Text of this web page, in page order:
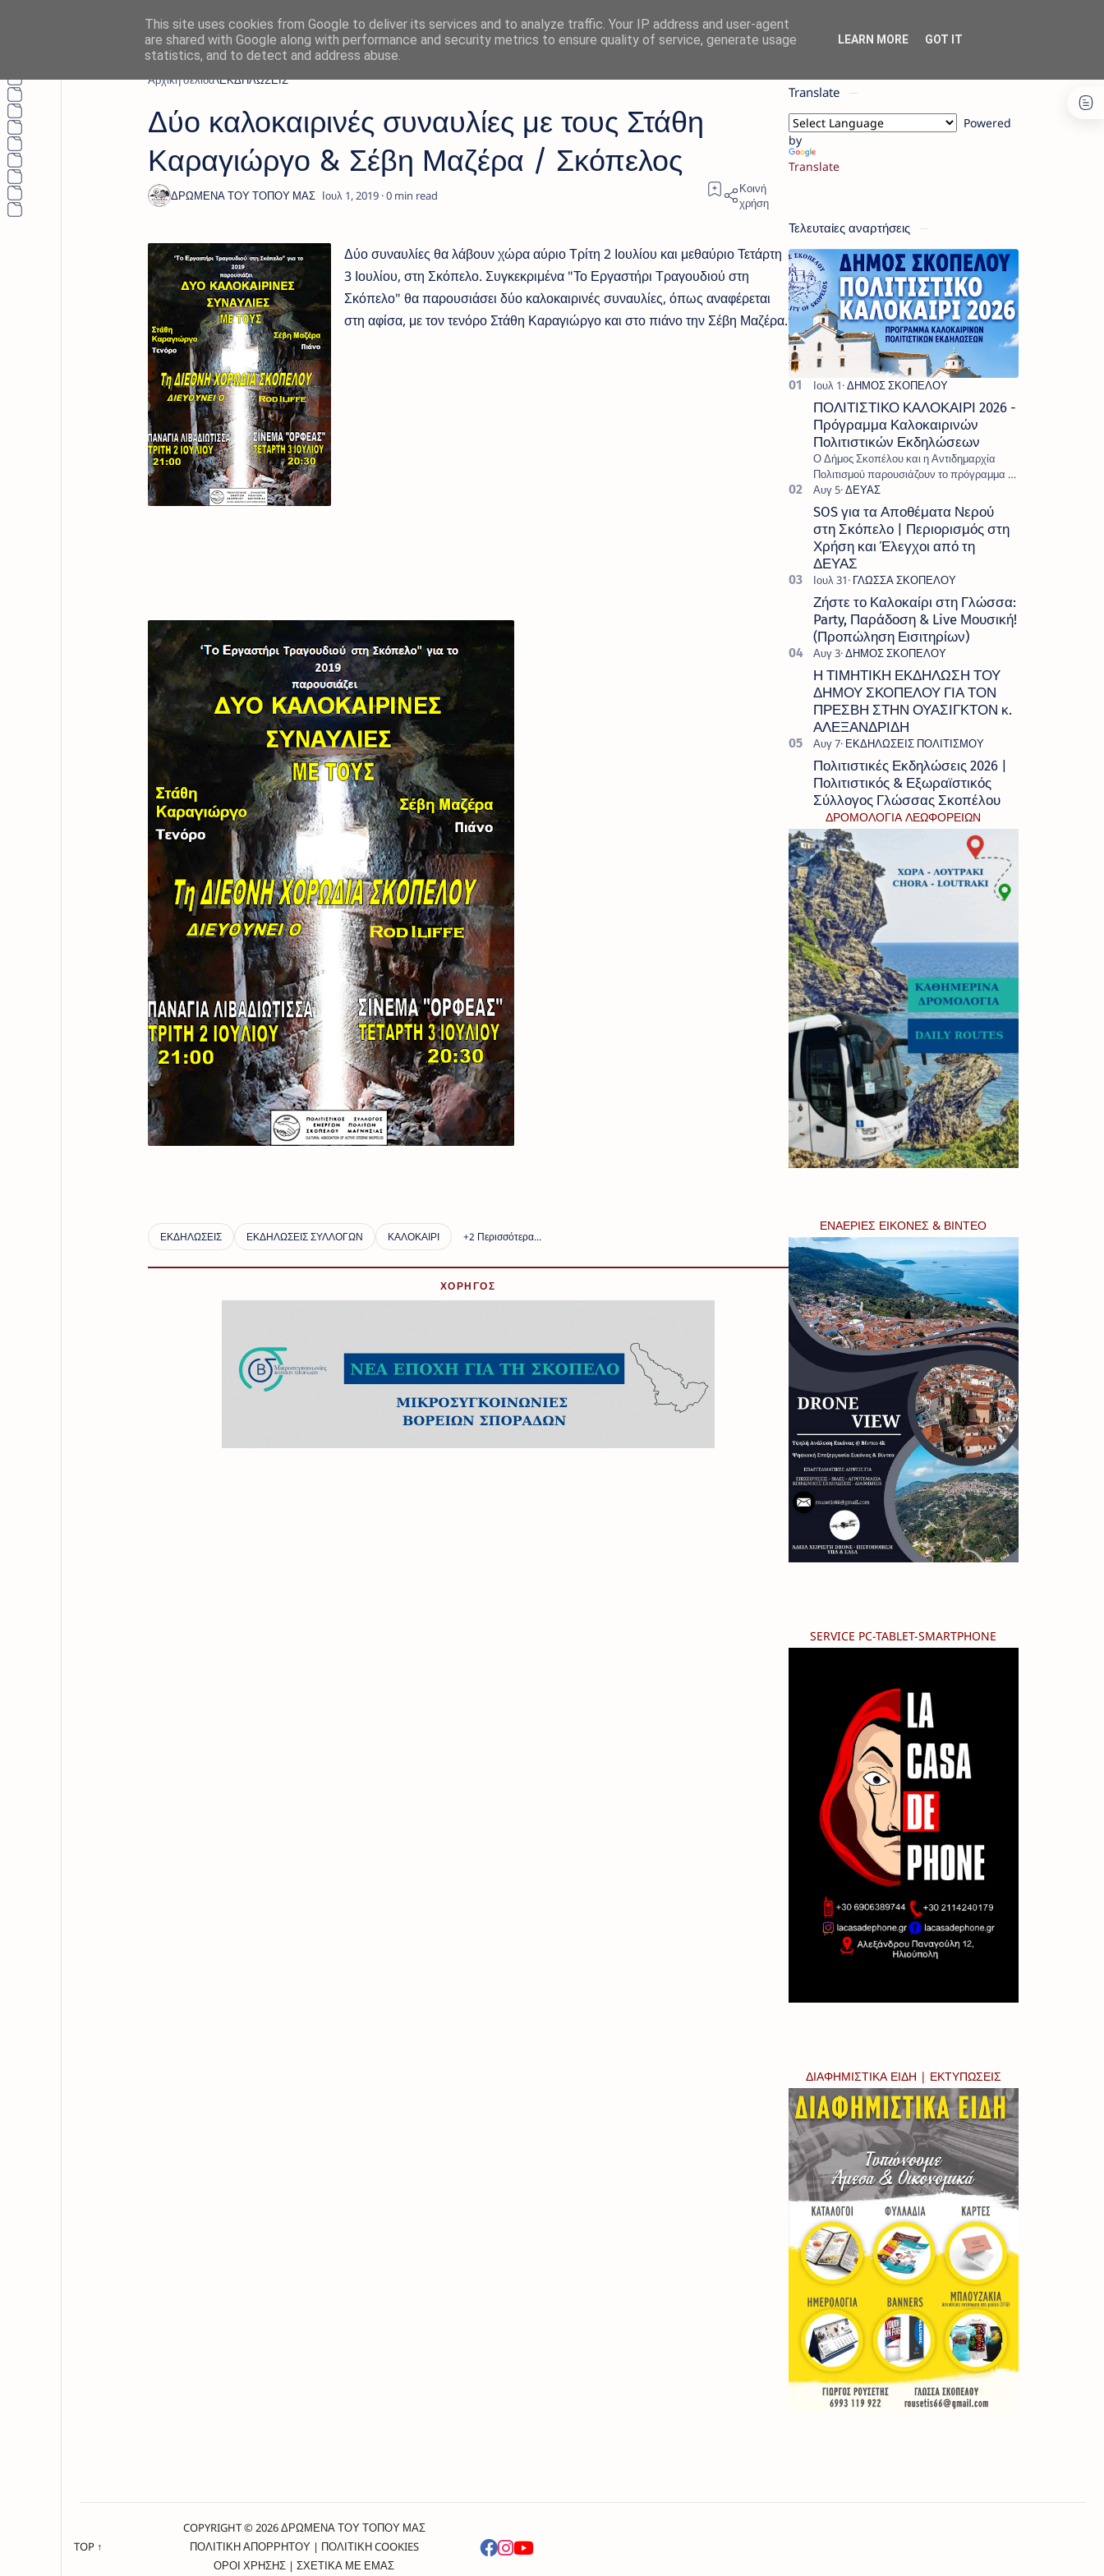
Αρχική σελίδα ΕΚΔΗΛΩΣΕΙΣ
Δύο καλοκαιρινές συναυλίες με τους Στάθη
Καραγιώργο & Σέβη Μαζέρα / Σκόπελος
0
Δύο συναυλίες θα λάβουν χώρα αύριο Τρίτη 2 Ιουλίου και μεθαύριο Τετάρτη
3 Ιουλίου, στη Σκόπελο. Συγκεκριμένα "Το Εργαστήρι Τραγουδιού στη
Σκόπελο" θα παρουσιάσει δύο καλοκαιρινές συναυλίες, όπως αναφέρεται
στη αφίσα, με τον τενόρο Στάθη Καραγιώργο και στο πιάνο την Σέβη Μαζέρα.
ΧΟΡΗΓΟΣ
Translate
Powered
by
Translate
Τελευταίες αναρτήσεις
ΠΟΛΙΤΙΣΤΙΚΟ ΚΑΛΟΚΑΙΡΙ 2026 -
Πρόγραμμα Καλοκαιρινών
Πολιτιστικών Εκδηλώσεων
Ο Δήμος Σκοπέλου και η Αντιδημαρχία
Πολιτισμού παρουσιάζουν το πρόγραμμα «
Πολιτιστικό Καλοκαίρι 2026 », ένα πλούσιο
και πολυσυλλεκτικό πρόγραμμα εκδ…
SOS για τα Αποθέματα Νερού
στη Σκόπελο | Περιορισμός στη
Χρήση και Έλεγχοι από τη
ΔΕΥΑΣ
Ζήστε το Καλοκαίρι στη Γλώσσα:
Party, Παράδοση & Live Μουσική!
(Προπώληση Εισιτηρίων)
Η ΤΙΜΗΤΙΚΗ ΕΚΔΗΛΩΣΗ ΤΟΥ
ΔΗΜΟΥ ΣΚΟΠΕΛΟΥ ΓΙΑ ΤΟΝ
ΠΡΕΣΒΗ ΣΤΗΝ ΟΥΑΣΙΓΚΤΟΝ κ.
ΑΛΕΞΑΝΔΡΙΔΗ
Πολιτιστικές Εκδηλώσεις 2026 |
Πολιτιστικός & Εξωραϊστικός
Σύλλογος Γλώσσας Σκοπέλου
ΔΡΟΜΟΛΟΓΙΑ ΛΕΩΦΟΡΕΙΩΝ
ΕΝΑΕΡΙΕΣ ΕΙΚΟΝΕΣ & ΒΙΝΤΕΟ
SERVICE PC-TABLET-SMARTPHONE
ΔΙΑΦΗΜΙΣΤΙΚΑ ΕΙΔΗ | ΕΚΤΥΠΩΣΕΙΣ
TOP ↑
COPYRIGHT © 2026 ΔΡΩΜΕΝΑ ΤΟΥ ΤΟΠΟΥ ΜΑΣ
ΠΟΛΙΤΙΚΗ ΑΠΟΡΡΗΤΟΥ| ΠΟΛΙΤΙΚΗ COOKIES
ΟΡΟΙ ΧΡΗΣΗΣ | ΣΧΕΤΙΚΑ ΜΕ ΕΜΑΣ
This site uses cookies from Google to deliver its services and to analyze traffic. Your IP address and user-agent
are shared with Google along with performance and security metrics to ensure quality of service, generate usage
statistics, and to detect and address abuse.
LEARN MORE GOT IT